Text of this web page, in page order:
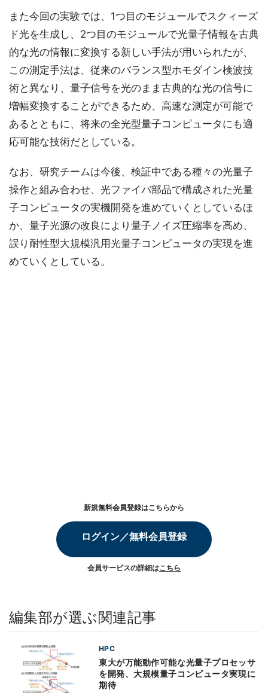
また今回の実験では、1つ目のモジュールでスクィーズ
ド光を生成し、2つ目のモジュールで光量子情報を古典
的な光の情報に変換する新しい手法が用いられたが、
この測定手法は、従来のバランス型ホモダイン検波技
術と異なり、量子信号を光のまま古典的な光の信号に
増幅変換することができるため、高速な測定が可能で
あるとともに、将来の全光型量子コンピュータにも適
応可能な技術だとしている。
なお、研究チームは今後、検証中である種々の光量子
操作と組み合わせ、光ファイバ部品で構成された光量
子コンピュータの実機開発を進めていくとしているほ
か、量子光源の改良により量子ノイズ圧縮率を高め、
誤り耐性型大規模汎用光量子コンピュータの実現を進
めていくとしている。
新規無料会員登録はこちらから
ログイン／無料会員登録
会員サービスの詳細はこちら
編集部が選ぶ関連記事
HPC
東大が万能動作可能な光量子プロセッサ
を開発、大規模量子コンピュータ実現に
期待